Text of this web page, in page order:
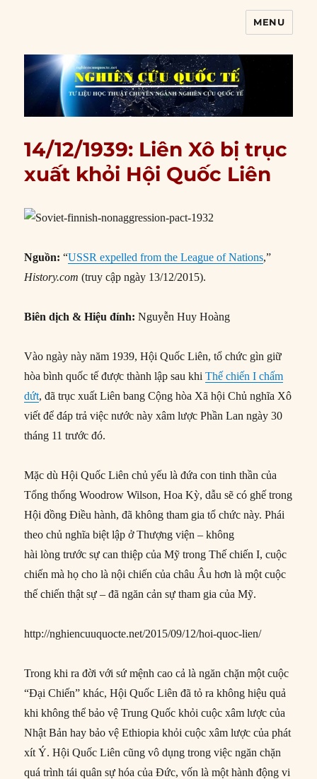
MENU
14/12/1939: Liên Xô bị trục
xuất khỏi Hội Quốc Liên
Nguồn: “USSR expelled from the League of Nations,”
History.com (truy cập ngày 13/12/2015).
Biên dịch & Hiệu đính: Nguyễn Huy Hoàng
Vào ngày này năm 1939, Hội Quốc Liên, tổ chức gìn giữ
hòa bình quốc tế được thành lập sau khiThế chiến I chấm
dứt, đã trục xuất Liên bang Cộng hòa Xã hội Chủ nghĩa Xô
viết để đáp trả việc nước này xâm lược Phần Lan ngày 30
tháng 11 trước đó.
Mặc dù Hội Quốc Liên chủ yếu là đứa con tinh thần của
Tổng thống Woodrow Wilson, Hoa Kỳ, dẫu sẽ có ghế trong
Hội đồng Điều hành, đã không tham gia tổ chức này. Phái
theo chủ nghĩa biệt lập ở Thượng viện – không
hài lòng trước sự can thiệp của Mỹ trong Thế chiến I, cuộc
chiến mà họ cho là nội chiến của châu Âu hơn là một cuộc
thế chiến thật sự – đã ngăn cản sự tham gia của Mỹ.
http://nghiencuuquocte.net/2015/09/12/hoi-quoc-lien/
Trong khi ra đời với sứ mệnh cao cả là ngăn chặn một cuộc
“Đại Chiến” khác, Hội Quốc Liên đã tỏ ra không hiệu quả
khi không thể bảo vệ Trung Quốc khỏi cuộc xâm lược của
Nhật Bản hay bảo vệ Ethiopia khỏi cuộc xâm lược của phát
xít Ý. Hội Quốc Liên cũng vô dụng trong việc ngăn chặn
quá trình tái quân sự hóa của Đức, vốn là một hành động vi